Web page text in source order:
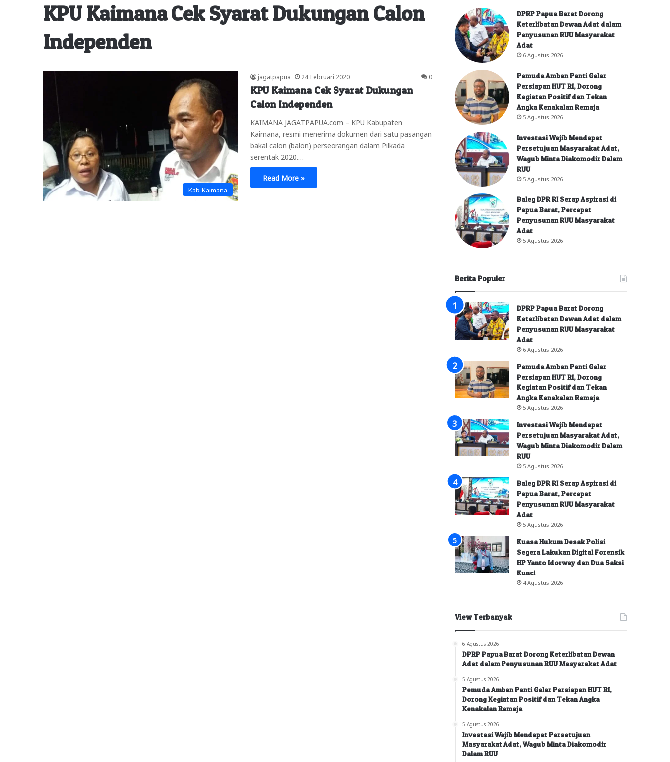
KPU Kaimana Cek Syarat Dukungan Calon
Independen
Kab Kaimana
jagatpapua 24 Februari 2020 0
KPU Kaimana Cek Syarat Dukungan
Calon Independen
KAIMANA JAGATPAPUA.com – KPU Kabupaten
Kaimana, resmi menerima dokumen dari satu pasangan
bakal calon (balon) perseorangan dalam Pilkada
serentak 2020.…
Read More »
DPRP Papua Barat Dorong
Keterlibatan Dewan Adat dalam
Penyusunan RUU Masyarakat
Adat
6 Agustus 2026
Pemuda Amban Panti Gelar
Persiapan HUT RI, Dorong
Kegiatan Positif dan Tekan
Angka Kenakalan Remaja
5 Agustus 2026
Investasi Wajib Mendapat
Persetujuan Masyarakat Adat,
Wagub Minta Diakomodir Dalam
RUU
5 Agustus 2026
Baleg DPR RI Serap Aspirasi di
Papua Barat, Percepat
Penyusunan RUU Masyarakat
Adat
5 Agustus 2026
Berita Populer
DPRP Papua Barat Dorong
Keterlibatan Dewan Adat dalam
Penyusunan RUU Masyarakat
Adat
6 Agustus 2026
Pemuda Amban Panti Gelar
Persiapan HUT RI, Dorong
Kegiatan Positif dan Tekan
Angka Kenakalan Remaja
5 Agustus 2026
Investasi Wajib Mendapat
Persetujuan Masyarakat Adat,
Wagub Minta Diakomodir Dalam
RUU
5 Agustus 2026
Baleg DPR RI Serap Aspirasi di
Papua Barat, Percepat
Penyusunan RUU Masyarakat
Adat
5 Agustus 2026
Kuasa Hukum Desak Polisi
Segera Lakukan Digital Forensik
HP Yanto Idorway dan Dua Saksi
Kunci
4 Agustus 2026
View Terbanyak
6 Agustus 2026
DPRP Papua Barat Dorong Keterlibatan Dewan
Adat dalam Penyusunan RUU Masyarakat Adat
5 Agustus 2026
Pemuda Amban Panti Gelar Persiapan HUT RI,
Dorong Kegiatan Positif dan Tekan Angka
Kenakalan Remaja
5 Agustus 2026
Investasi Wajib Mendapat Persetujuan
Masyarakat Adat, Wagub Minta Diakomodir
Dalam RUU